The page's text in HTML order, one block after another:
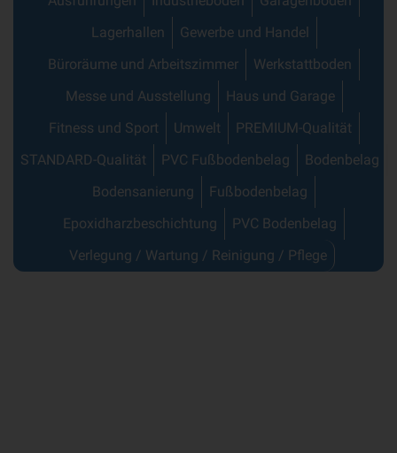
Lagerhallen
Gewerbe und Handel
Büroräume und Arbeitszimmer
Werkstattboden
Messe und Ausstellung
Haus und Garage
Fitness und Sport
Umwelt
PREMIUM-Qualität
STANDARD-Qualität
PVC Fußbodenbelag
Bodenbelag
Bodensanierung
Fußbodenbelag
Epoxidharzbeschichtung
PVC Bodenbelag
Verlegung / Wartung / Reinigung / Pflege